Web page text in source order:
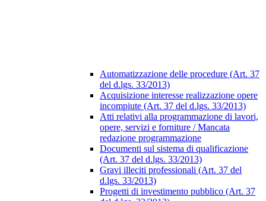
Automatizzazione delle procedure (Art. 37
del d.lgs. 33/2013)
Acquisizione interesse realizzazione opere
incompiute (Art. 37 del d.lgs. 33/2013)
Atti relativi alla programmazione di lavori,
opere, servizi e forniture / Mancata
redazione programmazione
Documenti sul sistema di qualificazione
(Art. 37 del d.lgs. 33/2013)
Gravi illeciti professionali (Art. 37 del
d.lgs. 33/2013)
Progetti di investimento pubblico (Art. 37